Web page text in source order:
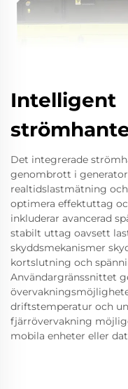
Intelligent
Det integrerade
genombrott i
realtidslastmätning
optimera effektuttag
inkluderar avancerad
stabilt uttag oavsett
skyddsmekanismer
kortslutning och
Användargränssnittet
driftstemperatur och
fjärrövervakning
mobila enheter eller